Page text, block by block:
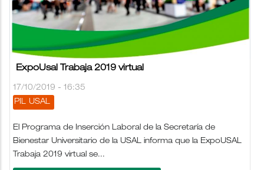
ExpoUsal Trabaja 2019 virtual
17/10/2019 - 16:35
PIL USAL
El Programa de Inserción Laboral de la Secretaría de
Bienestar Universitario de la USAL informa que la ExpoUSAL
Trabaja 2019 virtual se...